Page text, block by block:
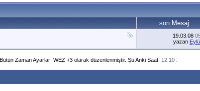
son Mesaj
19.03.08
yazan
Bütün Zaman Ayarları WEZ +3 olarak düzenlenmiştir. Şu Anki Saat: 12:10